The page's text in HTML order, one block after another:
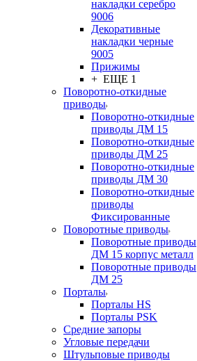
накладки серебро
9006
Декоративные
накладки черные
9005
Прижимы
+ ЕЩЕ 1
Поворотно-откидные
приводы
Поворотно-откидные
приводы ДМ 15
Поворотно-откидные
приводы ДМ 25
Поворотно-откидные
приводы ДМ 30
Поворотно-откидные
приводы
Фиксированные
Поворотные приводы
Поворотные приводы
ДМ 15 корпус металл
Поворотные приводы
ДМ 25
Порталы
Порталы HS
Порталы PSK
Средние запоры
Угловые передачи
Штульповые приводы